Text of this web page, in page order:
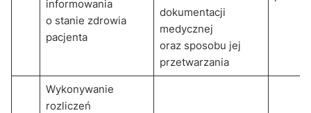
informowania
o stanie zdrowia
pacjenta
dokumentacji
medycznej
oraz sposobu jej
przetwarzania
Wykonywanie
rozliczeń